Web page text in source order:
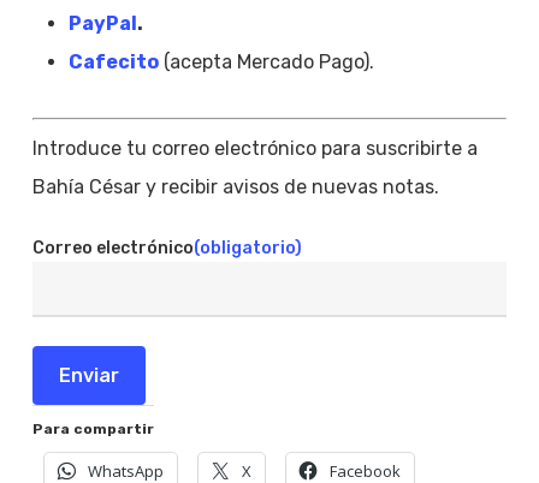
PayPal.
Cafecito(acepta Mercado Pago).
Introduce tu correo electrónico para suscribirte a
Bahía César y recibir avisos de nuevas notas.
Correo electrónico(obligatorio)
Enviar
Para compartir
WhatsApp X Facebook